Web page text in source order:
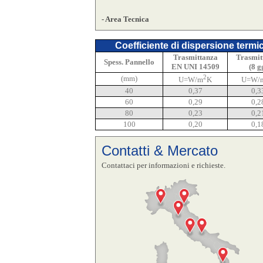
- Area Tecnica
Coefficiente di dispersione
Spess. Pannello
Trasmittanza
EN UNI 14509
(8
(mm)
U=W/m2K U=W/
40
0,37
60
0,29
80
0,23
100
0,20
Contatti & Mercato
Contattaci per informazioni e richieste.